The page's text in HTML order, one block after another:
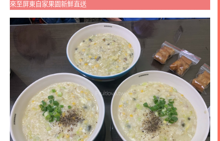
來至屏東自家果園新鮮直送